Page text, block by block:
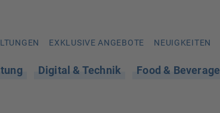
EXKLUSIVE ANGEBOTE NEUIGKEITEN
Digital & Technik Food & Beverage